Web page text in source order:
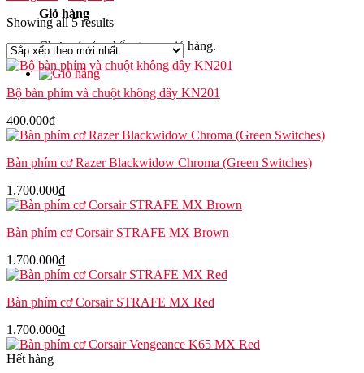
Giỏ hàng
Chưa có sản phẩm trong giỏ hàng.
Showing all 5 results
Bộ bàn phím và chuột không dây KN201
400.000₫
Bàn phím cơ Razer Blackwidow Chroma (Green Switches)
1.700.000₫
Bàn phím cơ Corsair STRAFE MX Brown
1.700.000₫
Bàn phím cơ Corsair STRAFE MX Red
1.700.000₫
Hết hàng